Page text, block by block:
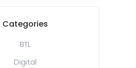
Categories
BTL
Digital